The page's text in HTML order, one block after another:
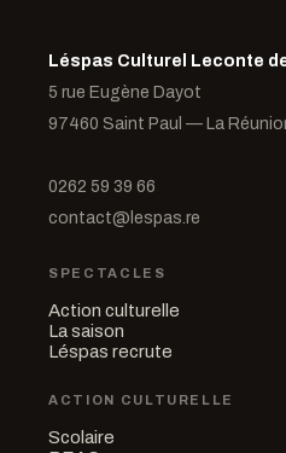
Léspas Culturel Leconte
5 rue Eugène Dayot
97460 Saint Paul — La
0262 59 39 66
contact@lespas.re
SPECTACLES
Action culturelle
La saison
Léspas recrute
ACTION CULTURELLE
Scolaire